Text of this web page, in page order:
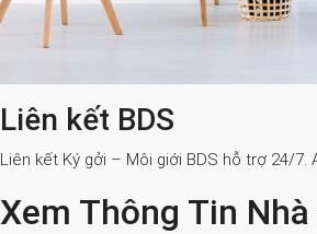
Liên kết BDS
Liên kết Ký gởi – Môi giới BDS hỗ trợ 24/7.
Xem Thông Tin